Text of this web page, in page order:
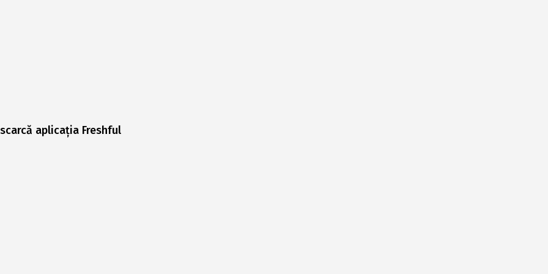
aplicația Freshful